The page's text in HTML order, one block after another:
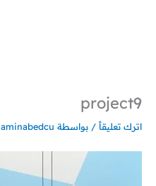
project9
اترك تعليقاً / بواسطة aminabedcu